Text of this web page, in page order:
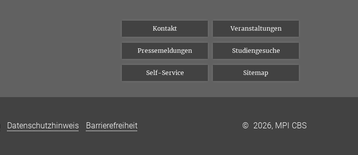
Kontakt Veranstaltungen
Pressemeldungen Studiengesuche
Self-Service Sitemap
Datenschutzhinweis Barrierefreiheit © 2026, MPI CBS